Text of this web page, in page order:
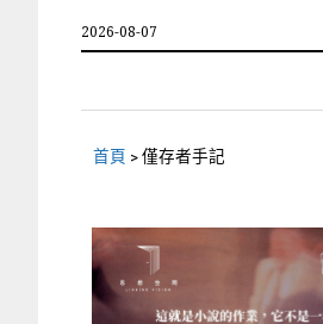
2026-08-07
首頁 >僅存者手記